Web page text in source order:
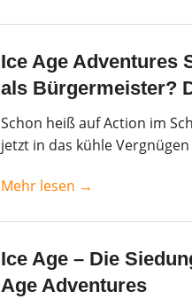
Ice Age Adventures
als Bürgermeister?
Schon heiß auf Action im
jetzt in das kühle
Mehr lesen →
Ice Age – Die
Age Adventures